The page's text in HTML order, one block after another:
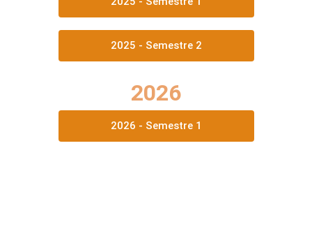
2025 - Semestre 2
2026
2026 - Semestre 1